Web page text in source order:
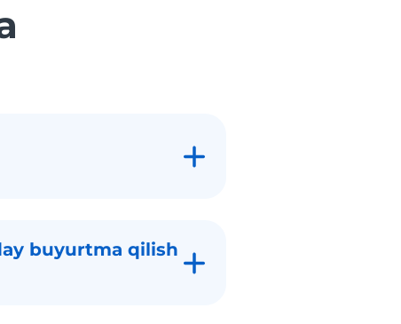
buyurtma qilish